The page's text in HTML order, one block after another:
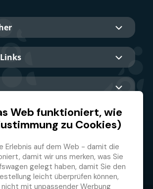
Hauptpartner
Web funktioniert, wie
zu Cookies)
Erlebnis auf dem Web - damit die
damit wir uns merken, was Sie
gelegt haben, damit Sie den
leicht überprüfen können,
mit unpassender Werbung